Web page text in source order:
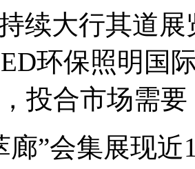
续大行其道
环保照明国
投合市场需要
廊”会集展现